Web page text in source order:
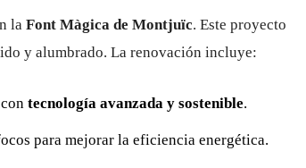
la Font Màgica de Montjuïc. Este proyecto
y alumbrado. La renovación incluye:
tecnología avanzada y sostenible.
para mejorar la eficiencia energética.